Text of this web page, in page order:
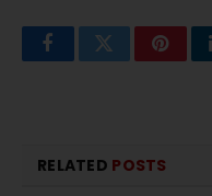
FacebookTwitter
RELATED POSTS